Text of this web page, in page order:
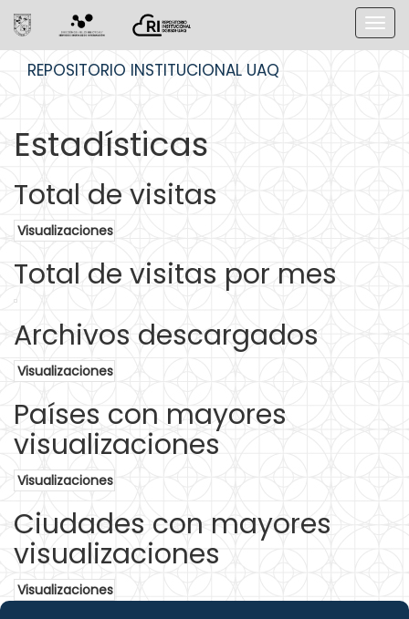
REPOSITORIO INSTITUCIONAL UAQ
Estadísticas
Total de visitas
Visualizaciones
Total de visitas por mes
Archivos descargados
Visualizaciones
Países con mayores
visualizaciones
Visualizaciones
Ciudades con mayores
visualizaciones
Visualizaciones